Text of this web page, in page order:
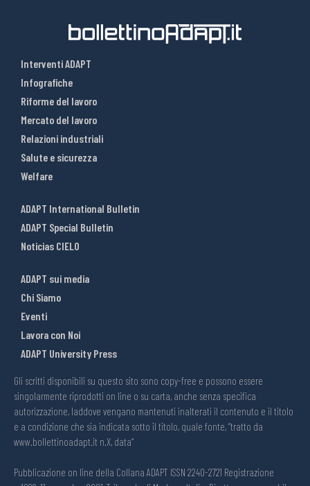
Interventi ADAPT
Infografiche
Riforme del lavoro
Mercato del lavoro
Relazioni industriali
Salute e sicurezza
Welfare
ADAPT International Bulletin
ADAPT Special Bulletin
Noticias CIELO
ADAPT sui media
Chi Siamo
Eventi
Lavora con Noi
ADAPT University Press
Gli scritti disponibili su questo sito sono copy-free e possono essere
singolarmente riprodotti on line o su carta, anche senza specifica
autorizzazione, laddove vengano mantenuti inalterati il contenuto e il titolo
e a condizione che sia indicata sotto il titolo, quale fonte, “tratto da
www.bollettinoadapt.it n.X, data“
Pubblicazione on line della Collana ADAPT ISSN 2240-2721 Registrazione